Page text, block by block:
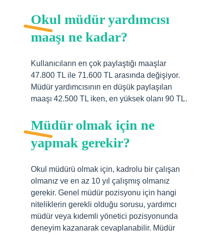
Okul müdür yardımcısı
maaşı ne kadar?
Kullanıcıların en çok paylaştığı maaşlar
47.800 TL ile 71.600 TL arasında değişiyor.
Müdür yardımcısının en düşük paylaşılan
maaşı 42.500 TL iken, en yüksek olanı 90 TL.
Müdür olmak için ne
yapmak gerekir?
Okul müdürü olmak için, kadrolu bir çalışan
olmanız ve en az 10 yıl çalışmış olmanız
gerekir. Genel müdür pozisyonu için hangi
niteliklerin gerekli olduğu sorusu, yardımcı
müdür veya kıdemli yönetici pozisyonunda
deneyim kazanarak cevaplanabilir. Müdür